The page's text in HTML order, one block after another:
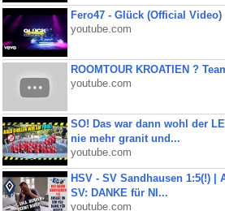
Fero47 - Glück (Official Video)
youtube.com
ROOMTOUR KROATIEN ?
youtube.com
SO! Das war dann wohl der
nie mehr granit und...
youtube.com
HSV - SV Sandhausen 1:5(!) |
SV: DANKE für NI...
youtube.com